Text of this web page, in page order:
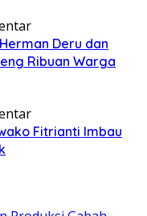
Deru dan
Ribuan Warga
Fitrianti Imbau